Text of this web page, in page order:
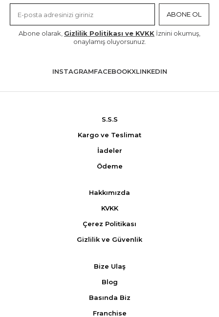
ABONE OL
Abone olarak, Gizlilik Politikası ve KVKK İznini okumuş,
onaylamış oluyorsunuz.
INSTAGRAMFACEBOOKXLINKEDIN
S.S.S
Kargo ve Teslimat
İadeler
Ödeme
Hakkımızda
KVKK
Çerez Politikası
Gizlilik ve Güvenlik
Bize Ulaş
Blog
Basında Biz
Franchise